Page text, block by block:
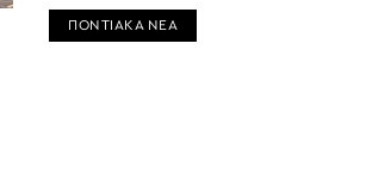
ΠΟΝΤΙΑΚΑ ΝΕΑ